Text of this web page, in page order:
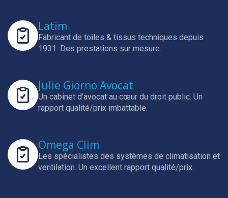
Latim
Fabricant de toiles & tissus techniques depuis
1931. Des prestations sur mesure.
Julie Giorno Avocat
Un cabinet d’avocat au cœur du droit public. Un
rapport qualité/prix imbattable.
Omega Clim
Les spécialistes des systèmes de climatisation et
ventilation. Un excellent rapport qualité/prix.